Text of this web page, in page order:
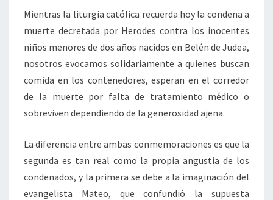
Mientras la liturgia católica recuerda hoy la condena a
muerte decretada por Herodes contra los inocentes
niños menores de dos años nacidos en Belén de Judea,
nosotros evocamos solidariamente a quienes buscan
comida en los contenedores, esperan en el corredor
de la muerte por falta de tratamiento médico o
sobreviven dependiendo de la generosidad ajena.
La diferencia entre ambas conmemoraciones es que la
segunda es tan real como la propia angustia de los
condenados, y la primera se debe a la imaginación del
evangelista Mateo, que confundió la supuesta